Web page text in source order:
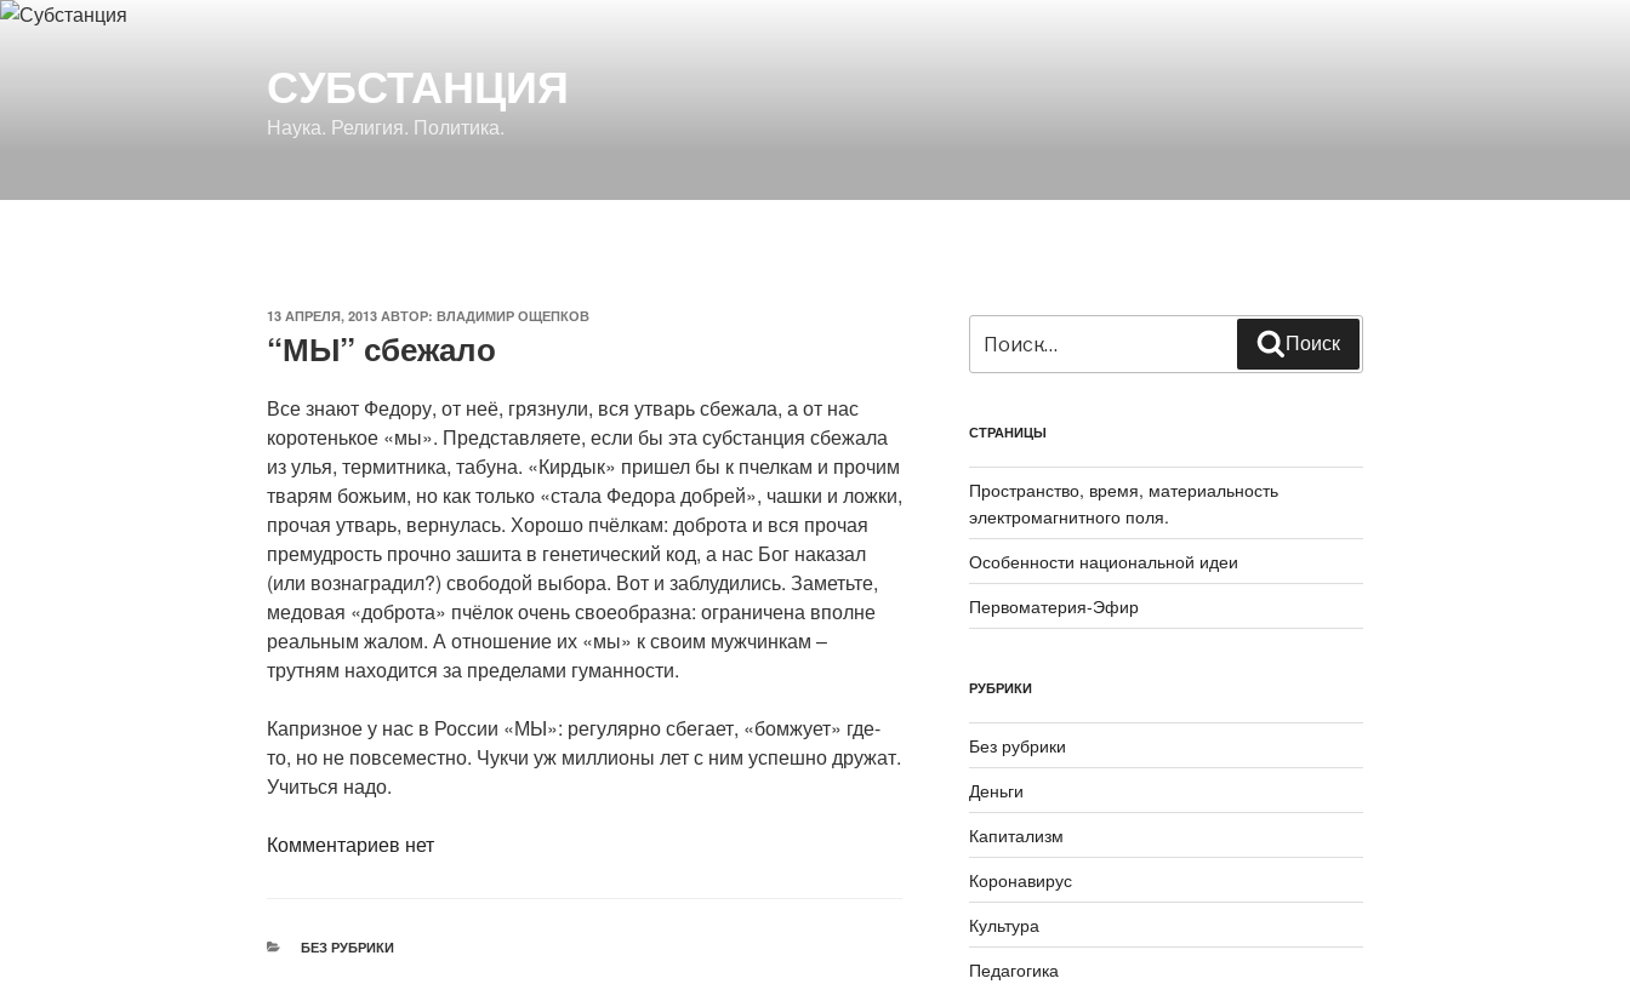
Перейти
СУБСТАНЦИЯ
Наука. Религия. Политика.
ОПУБЛИКОВАНО
13 АПРЕЛЯ, 2013 АВТОР: ВЛАДИМИР ОЩЕПКОВ
“МЫ” сбежало
Все знают Федору, от неё, грязнули, вся утварь сбежала, а от нас
коротенькое «мы». Представляете, если бы эта субстанция сбежала
из улья, термитника, табуна. «Кирдык» пришел бы к пчелкам и прочим
тварям божьим, но как только «стала Федора добрей», чашки и ложки,
прочая утварь, вернулась. Хорошо пчёлкам: доброта и вся прочая
премудрость прочно зашита в генетический код, а нас Бог наказал
(или вознаградил?) свободой выбора. Вот и заблудились. Заметьте,
медовая «доброта» пчёлок очень своеобразна: ограничена вполне
реальным жалом. А отношение их «мы» к своим мужчинкам –
трутням находится за пределами гуманности.
Капризное у нас в России «МЫ»: регулярно сбегает, «бомжует» где-
то, но не повсеместно. Чукчи уж миллионы лет с ним успешно дружат.
Учиться надо.
Комментариев нет
РУБРИКИ
БЕЗ РУБРИКИ
Поиск
СТРАНИЦЫ
Пространство, время, материальность
электромагнитного поля.
Особенности национальной идеи
Первоматерия-Эфир
РУБРИКИ
Без рубрики
Деньги
Капитализм
Коронавирус
Культура
Педагогика